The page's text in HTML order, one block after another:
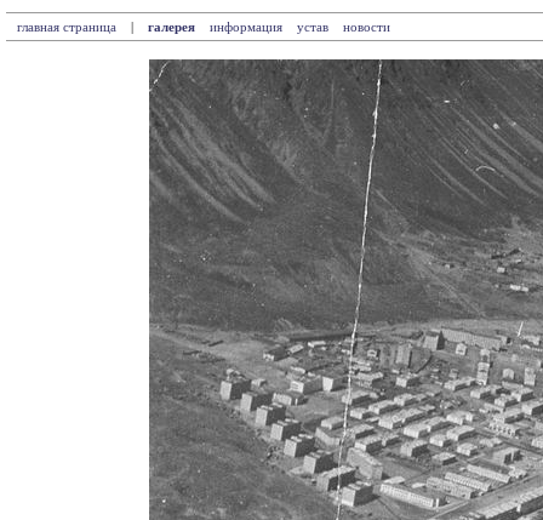
главная страница галерея информация устав новости